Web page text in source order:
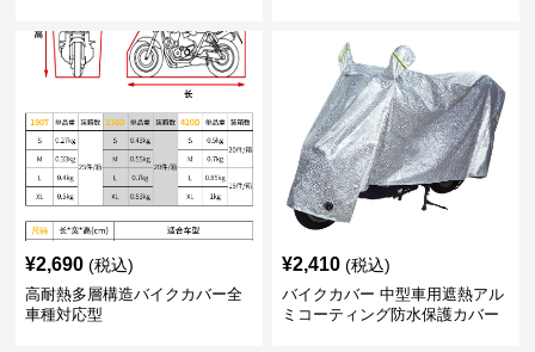
¥2,690 (税込)
高耐熱多層構造バイクカバー全
車種対応型
¥2,410 (税込)
バイクカバー 中型車用遮熱アル
ミコーティング防水保護カバー